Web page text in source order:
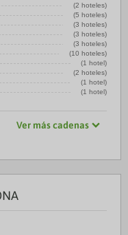
(2 hoteles)
(5 hoteles)
(3 hoteles)
(3 hoteles)
(3 hoteles)
(10 hoteles)
(1 hotel)
(2 hoteles)
(1 hotel)
(1 hotel)
Ver más cadenas